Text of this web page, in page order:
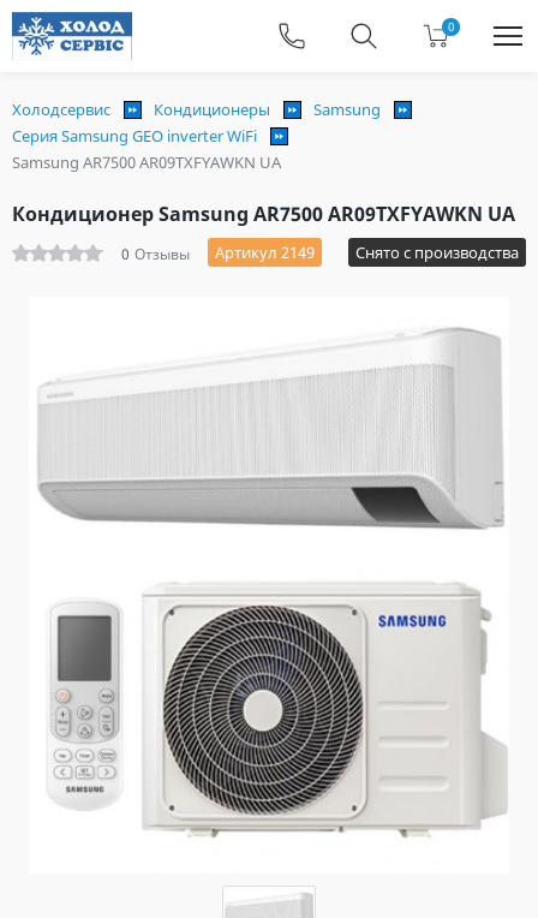
0
Холодсервис Кондиционеры
Samsung
Серия Samsung GEO inverter WiFi
Samsung AR7500 AR09TXFYAWKN UA
Кондиционер Samsung AR7500 AR09TXFYAWKN UA
0 Отзывы Артикул 2149 Снято с производства